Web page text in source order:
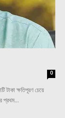
0
টাকা ক্ষতিপূরণ চেয়ে
প্রথম...